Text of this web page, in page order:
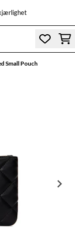
Small Pouch